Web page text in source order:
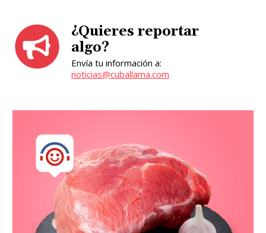
¿Quieres reportar
algo?
Envía tu información a:
noticias@cuballama.com